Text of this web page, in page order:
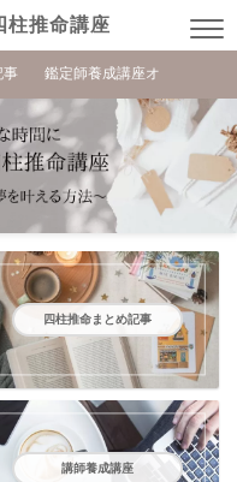
柱推命講座
事 鑑定師養成講座オ
四柱推命まとめ記事
講師養成講座